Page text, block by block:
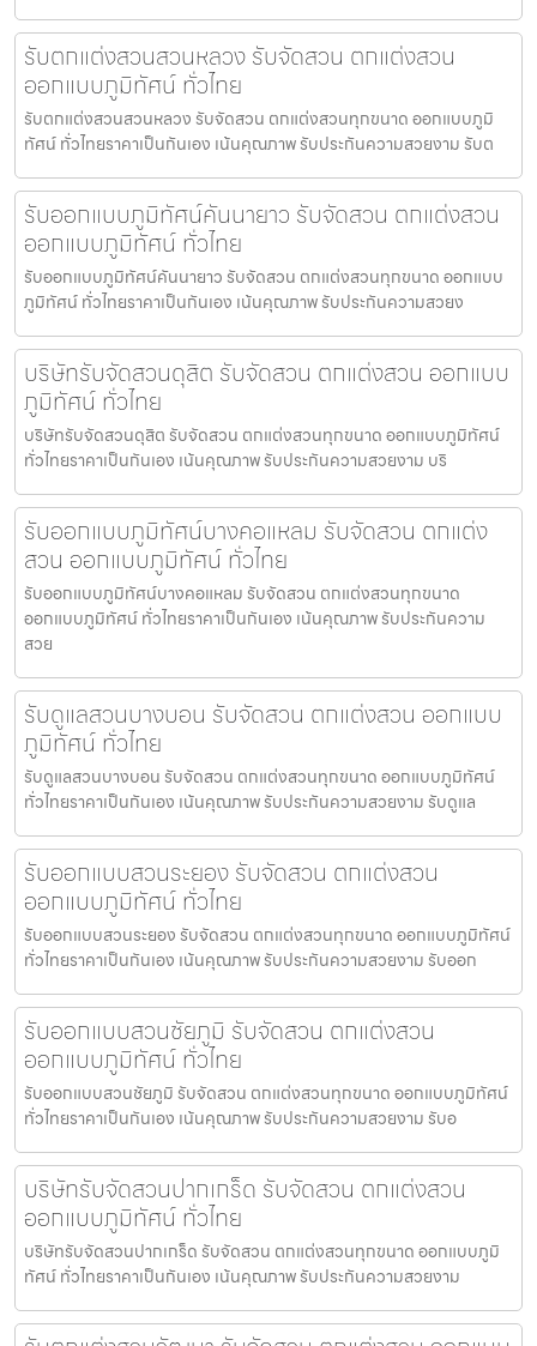
รับตกแต่งสวนสวนหลวง รับจัดสวน ตกแต่งสวน
ออกแบบภูมิทัศน์ ทั่วไทย
รับตกแต่งสวนสวนหลวง รับจัดสวน ตกแต่งสวนทุกขนาด ออกแบบภูมิ
ทัศน์ ทั่วไทยราคาเป็นกันเอง เน้นคุณภาพ รับประกันความสวยงาม รับต
รับออกแบบภูมิทัศน์คันนายาว รับจัดสวน ตกแต่งสวน
ออกแบบภูมิทัศน์ ทั่วไทย
รับออกแบบภูมิทัศน์คันนายาว รับจัดสวน ตกแต่งสวนทุกขนาด ออกแบบ
ภูมิทัศน์ ทั่วไทยราคาเป็นกันเอง เน้นคุณภาพ รับประกันความสวยง
บริษัทรับจัดสวนดุสิต รับจัดสวน ตกแต่งสวน ออกแบบ
ภูมิทัศน์ ทั่วไทย
บริษัทรับจัดสวนดุสิต รับจัดสวน ตกแต่งสวนทุกขนาด ออกแบบภูมิทัศน์
ทั่วไทยราคาเป็นกันเอง เน้นคุณภาพ รับประกันความสวยงาม บริ
รับออกแบบภูมิทัศน์บางคอแหลม รับจัดสวน ตกแต่ง
สวน ออกแบบภูมิทัศน์ ทั่วไทย
รับออกแบบภูมิทัศน์บางคอแหลม รับจัดสวน ตกแต่งสวนทุกขนาด
ออกแบบภูมิทัศน์ ทั่วไทยราคาเป็นกันเอง เน้นคุณภาพ รับประกันความ
สวย
รับดูแลสวนบางบอน รับจัดสวน ตกแต่งสวน ออกแบบ
ภูมิทัศน์ ทั่วไทย
รับดูแลสวนบางบอน รับจัดสวน ตกแต่งสวนทุกขนาด ออกแบบภูมิทัศน์
ทั่วไทยราคาเป็นกันเอง เน้นคุณภาพ รับประกันความสวยงาม รับดูแล
รับออกแบบสวนระยอง รับจัดสวน ตกแต่งสวน
ออกแบบภูมิทัศน์ ทั่วไทย
รับออกแบบสวนระยอง รับจัดสวน ตกแต่งสวนทุกขนาด ออกแบบภูมิทัศน์
ทั่วไทยราคาเป็นกันเอง เน้นคุณภาพ รับประกันความสวยงาม รับออก
รับออกแบบสวนชัยภูมิ รับจัดสวน ตกแต่งสวน
ออกแบบภูมิทัศน์ ทั่วไทย
รับออกแบบสวนชัยภูมิ รับจัดสวน ตกแต่งสวนทุกขนาด ออกแบบภูมิทัศน์
ทั่วไทยราคาเป็นกันเอง เน้นคุณภาพ รับประกันความสวยงาม รับอ
บริษัทรับจัดสวนปากเกร็ด รับจัดสวน ตกแต่งสวน
ออกแบบภูมิทัศน์ ทั่วไทย
บริษัทรับจัดสวนปากเกร็ด รับจัดสวน ตกแต่งสวนทุกขนาด ออกแบบภูมิ
ทัศน์ ทั่วไทยราคาเป็นกันเอง เน้นคุณภาพ รับประกันความสวยงาม